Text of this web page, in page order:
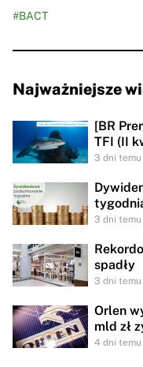
#BACT
Najważniejsze
[BR
TFI (II
3 dni temu
3 dni temu
spadły
3 dni temu
Orlen
mld zł
4 dni temu